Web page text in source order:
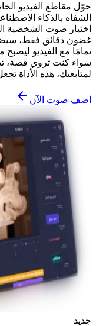
حوّل مقاطع الفيديو
الشفاه بالذكاء
اختيار صوت الشخصية
غضون دقائق فقط،
تمامًا مع الفيديو
سواء كنت تروي قصة،
لمتابعيك، هذه الأداة
اضف صوت الآن
جديد